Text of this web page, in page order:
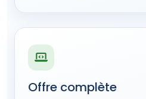
Offre complète